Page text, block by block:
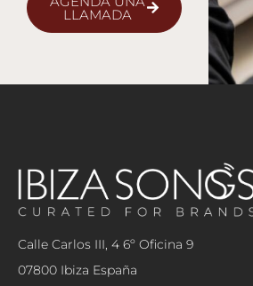
LLAMADA
Calle Carlos III, 4 6º Oficina 9
07800 Ibiza España